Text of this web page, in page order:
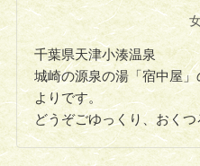
千葉県天津小湊温泉
城崎の源泉の湯「宿中屋
よりです。
どうぞごゆっくり、おく